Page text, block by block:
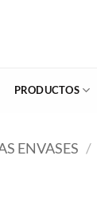
PRODUCTOS
ENVASES /